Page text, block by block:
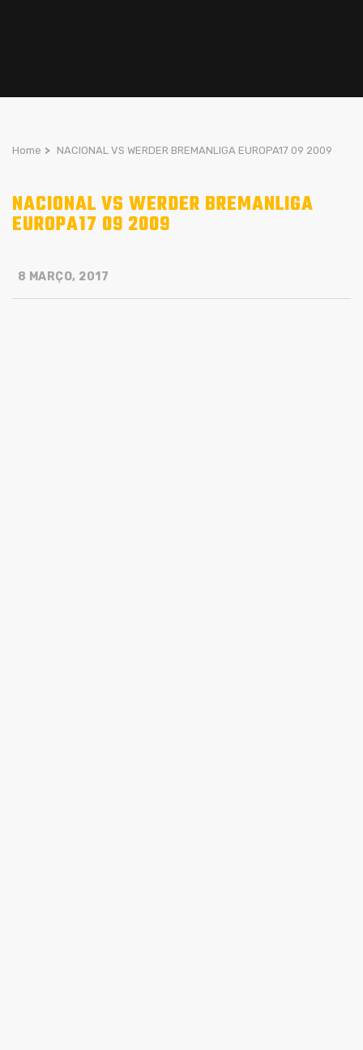
Home > NACIONAL VS WERDER BREMANLIGA EUROPA17 09 2009
NACIONAL VS WERDER BREMANLIGA
EUROPA17 09 2009
8 MARÇO, 2017